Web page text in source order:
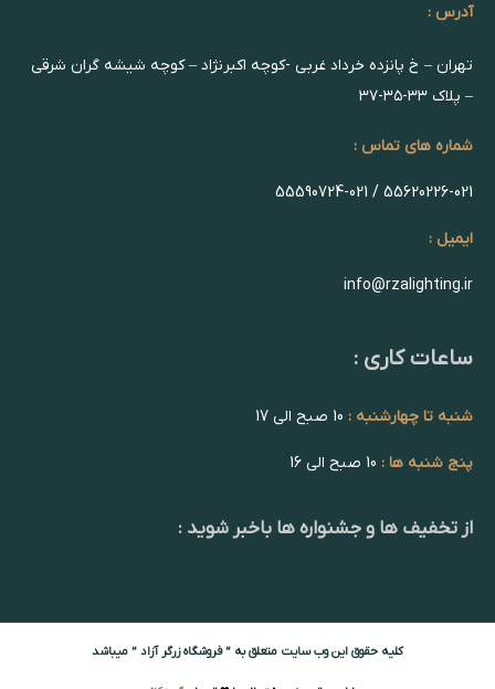
آدرس :
تهران – خ پانزده خرداد غربی -کوچه اکبرنژاد – کوچه شیشه گران شرقی
– پلاک ۳۳-۳۵-۳۷
شماره های تماس :
55620226-021 / 55590724-021
ایمیل :
info@rzalighting.ir
ساعات کاری :
شنبه تا چهارشنبه :
پنج شنبه ها :
از تخفیف ها و جشنواره ها باخبر شوید :
کلیه حقوق این وب سایت متعلق به ” فروشگاه زرگر آزاد ” میباشد